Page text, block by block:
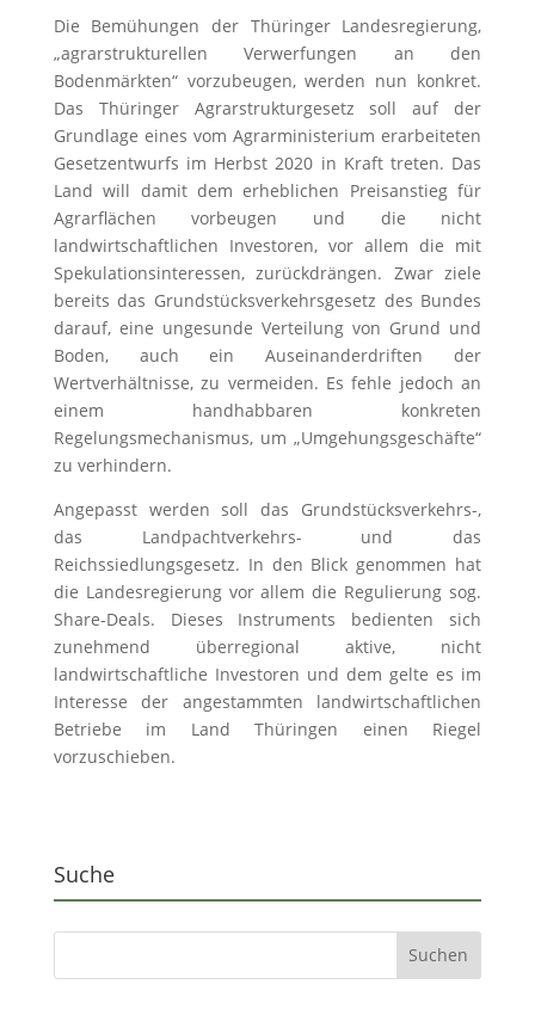
Die Bemühungen der Thüringer Landesregierung,
„agrarstrukturellen Verwerfungen an den
Bodenmärkten“ vorzubeugen, werden nun konkret.
Das Thüringer Agrarstrukturgesetz soll auf der
Grundlage eines vom Agrarministerium erarbeiteten
Gesetzentwurfs im Herbst 2020 in Kraft treten. Das
Land will damit dem erheblichen Preisanstieg für
Agrarflächen vorbeugen und die nicht
landwirtschaftlichen Investoren, vor allem die mit
Spekulationsinteressen, zurückdrängen. Zwar ziele
bereits das Grundstücksverkehrsgesetz des Bundes
darauf, eine ungesunde Verteilung von Grund und
Boden, auch ein Auseinanderdriften der
Wertverhältnisse, zu vermeiden. Es fehle jedoch an
einem handhabbaren konkreten
Regelungsmechanismus, um „Umgehungsgeschäfte“
zu verhindern.
Angepasst werden soll das Grundstücksverkehrs-,
das Landpachtverkehrs- und das
Reichssiedlungsgesetz. In den Blick genommen hat
die Landesregierung vor allem die Regulierung sog.
Share-Deals. Dieses Instruments bedienten sich
zunehmend überregional aktive, nicht
landwirtschaftliche Investoren und dem gelte es im
Interesse der angestammten landwirtschaftlichen
Betriebe im Land Thüringen einen Riegel
vorzuschieben.
Suche